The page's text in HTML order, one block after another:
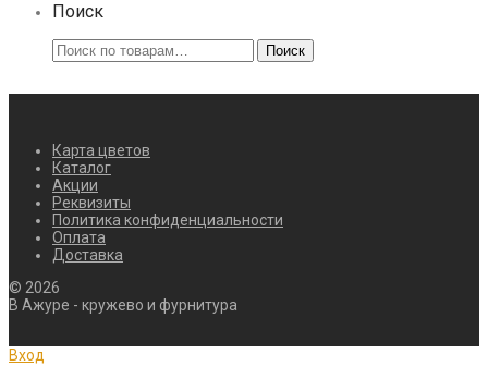
Поиск
Искать: Поиск
Карта цветов
Каталог
Акции
Реквизиты
Политика конфиденциальности
Оплата
Доставка
© 2026
В Ажуре - кружево и фурнитура
Вход